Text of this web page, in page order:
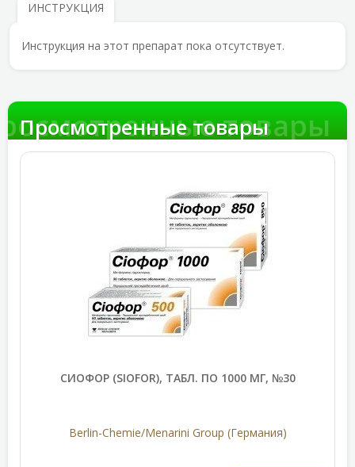
ИНСТРУКЦИЯ
Инструкция на этот препарат пока отсутствует.
товары
Просмотренные товары
СИОФОР (SIOFOR), ТАБЛ. ПО 1000 МГ, №30
Berlin-Chemie/Menarini Group (Германия)